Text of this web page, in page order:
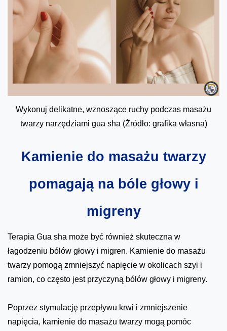
Wykonuj delikatne, wznoszące ruchy podczas masażu
twarzy narzędziami gua sha (Źródło: grafika własna)
Kamienie do masażu twarzy
pomagają na bóle głowy i
migreny
Terapia Gua sha może być również skuteczna w
łagodzeniu bólów głowy i migren. Kamienie do masażu
twarzy pomogą zmniejszyć napięcie w okolicach szyi i
ramion, co często jest przyczyną bólów głowy i migreny.
Poprzez stymulację przepływu krwi i zmniejszenie
napięcia, kamienie do masażu twarzy mogą pomóc